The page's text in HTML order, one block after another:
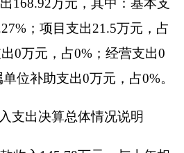
基本养老保险缴费支出
万元；